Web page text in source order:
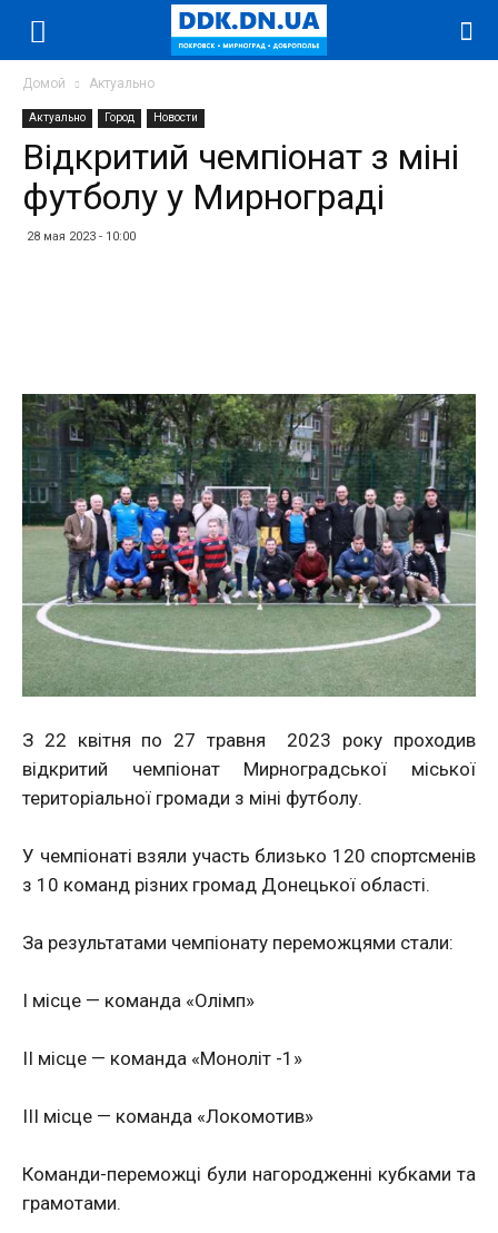
Домой Актуально
Актуально Город Новости
Відкритий чемпіонат з міні
футболу у Мирнограді
28 мая 2023 - 10:00
З 22 квітня по 27 травня
2023 року проходив
відкритий чемпіонат Мирноградської міської
територіальної громади з міні футболу.
У чемпіонаті взяли участь близько 120 спортсменів
з 10 команд різних громад Донецької області.
За результатами чемпіонату переможцями стали:
І місце — команда «Олімп»
ІІ місце — команда «Моноліт -1»
ІІІ місце — команда «Локомотив»
Команди-переможці були нагородженні кубками та
грамотами.